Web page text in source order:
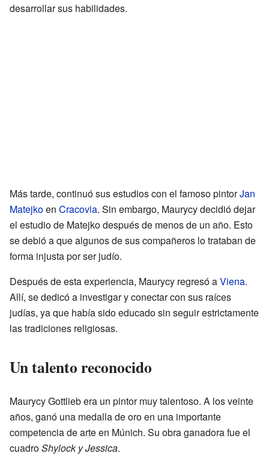
desarrollar sus habilidades.
Más tarde, continuó sus estudios con el famoso pintorJan
Matejkoen Cracovia. Sin embargo, Maurycy decidió dejar
el estudio de Matejko después de menos de un año. Esto
se debió a que algunos de sus compañeros lo trataban de
forma injusta por ser judío.
Después de esta experiencia, Maurycy regresó aViena.
Allí, se dedicó a investigar y conectar con sus raíces
judías, ya que había sido educado sin seguir estrictamente
las tradiciones religiosas.
Un talento reconocido
Maurycy Gottlieb era un pintor muy talentoso. A los veinte
años, ganó una medalla de oro en una importante
competencia de arte en Múnich. Su obra ganadora fue el
cuadroShylock y Jessica.